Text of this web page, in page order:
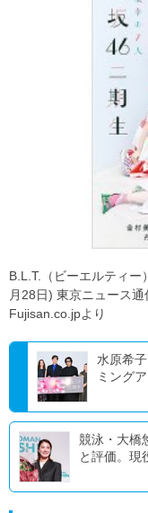
B.L.T.（ビーエルティ
月28日) 東京ニュース通
Fujisan.co.jpより
水原希
ミング
競泳・大橋
と評価。現